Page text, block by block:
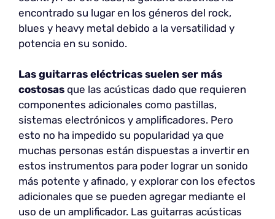
encontrado su lugar en los géneros del rock,
blues y heavy metal debido a la versatilidad y
potencia en su sonido.
Las guitarras eléctricas suelen ser más
costosas que las acústicas dado que requieren
componentes adicionales como pastillas,
sistemas electrónicos y amplificadores. Pero
esto no ha impedido su popularidad ya que
muchas personas están dispuestas a invertir en
estos instrumentos para poder lograr un sonido
más potente y afinado, y explorar con los efectos
adicionales que se pueden agregar mediante el
uso de un amplificador. Las guitarras acústicas